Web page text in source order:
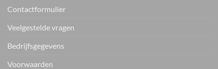
Contactformulier
Veelgestelde vragen
Bedrijfsgegevens
Voorwaarden